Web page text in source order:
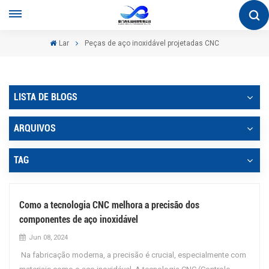
Lar Peças de aço inoxidável projetadas CNC
LISTA DE BLOGS
ARQUIVOS
TAG
Como a tecnologia CNC melhora a precisão dos
componentes de aço inoxidável
Jun 08, 2024
Na fabricação moderna, a precisão é crucial, especialmente com